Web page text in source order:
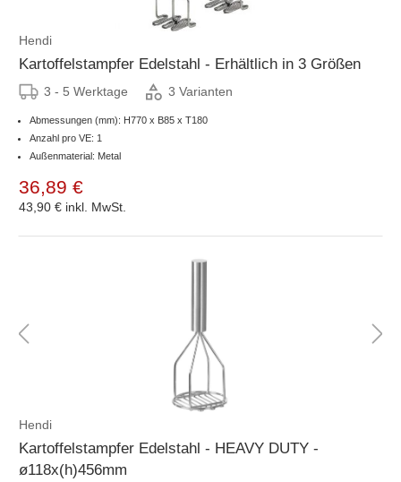
Hendi
Kartoffelstampfer Edelstahl - Erhältlich in 3 Größen
3 - 5 Werktage 3 Varianten
Abmessungen (mm): H770 x B85 x T180
Anzahl pro VE: 1
Außenmaterial: Metal
36,89 €
43,90 € inkl. MwSt.
Hendi
Kartoffelstampfer Edelstahl - HEAVY DUTY -
ø118x(h)456mm